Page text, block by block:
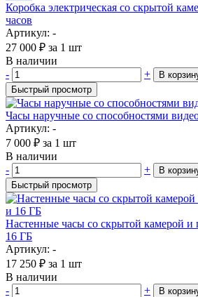
Коробка электрическая со скрытой
часов
Артикул: -
27 000 ₽ за 1 шт
В наличии
-
+
В
Быстрый просмотр
Часы наручные со способностями
Артикул: -
7 000 ₽ за 1 шт
В наличии
-
+
В
Быстрый просмотр
Настенные часы со скрытой камерой и
16 ГБ
Артикул: -
17 250 ₽ за 1 шт
В наличии
-
+ В